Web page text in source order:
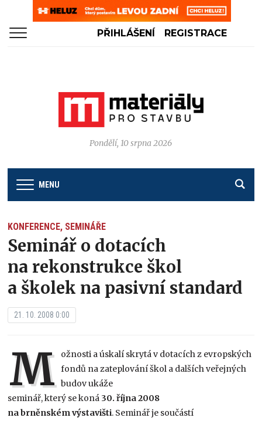
PŘIHLÁŠENÍ REGISTRACE
Pondělí, 10 srpna 2026
MENU
KONFERENCE, SEMINÁŘE
Seminář o dotacích
na rekonstrukce škol
a školek na pasivní standard
21. 10. 2008 0:00
M ožnosti a úskalí skrytá v dotacích z evropských
fondů na zateplování škol a dalších veřejných
budov ukáže
seminář, který se koná 30. října 2008
na brněnském výstavišti. Seminář je součástí